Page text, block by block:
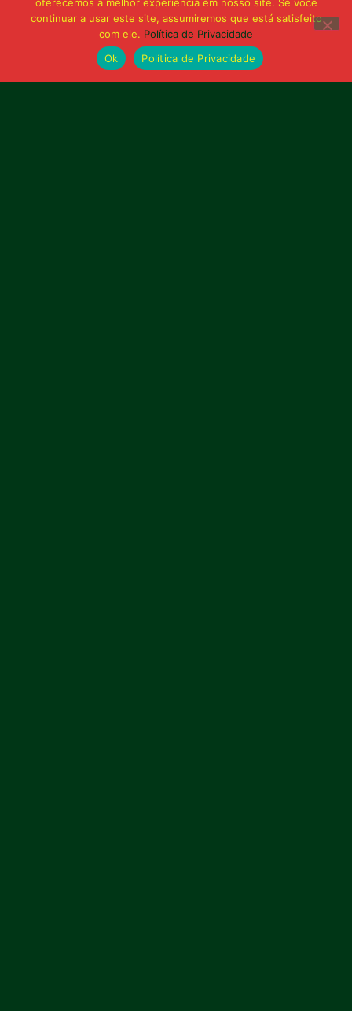
continuar a usar este site, assumiremos que está satisfeito
com ele. Política de Privacidade
Ok
Política de Privacidade